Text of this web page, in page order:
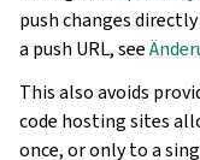
push changes
a push URL, see
This also avoids
code hosting sites
once, or only to a